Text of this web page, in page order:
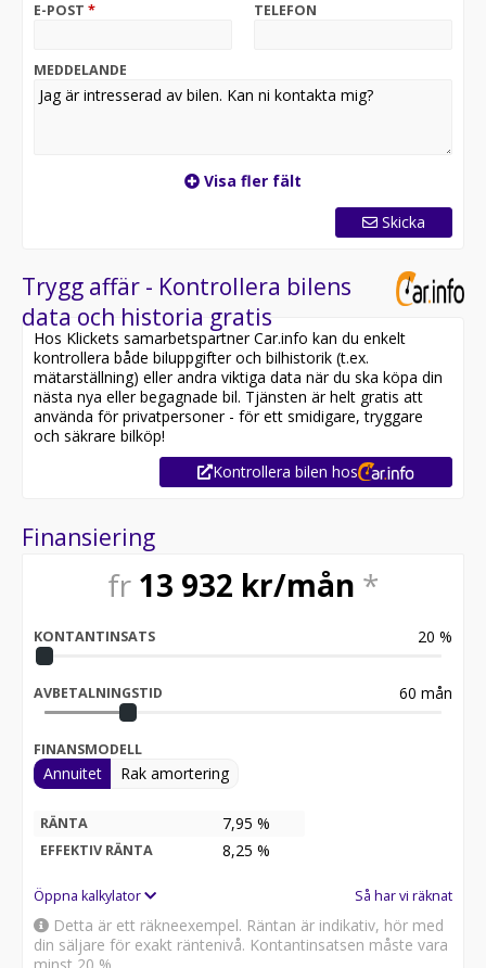
E-POST * TELEFON
MEDDELANDE
Visa fler fält
Skicka
Trygg affär - Kontrollera bilens
data och historia gratis
Hos Klickets samarbetspartner Car.info kan du enkelt
kontrollera både biluppgifter och bilhistorik (t.ex.
mätarställning) eller andra viktiga data när du ska köpa din
nästa nya eller begagnade bil. Tjänsten är helt gratis att
använda för privatpersoner - för ett smidigare, tryggare
och säkrare bilköp!
Kontrollera bilen hos
Finansiering
fr 13 932 kr/mån *
KONTANTINSATS 20 %
AVBETALNINGSTID 60 mån
FINANSMODELL
Annuitet Rak amortering
RÄNTA 7,95 %
EFFEKTIV RÄNTA 8,25 %
Öppna kalkylator Så har vi räknat
Detta är ett räkneexempel. Räntan är indikativ, hör med
din säljare för exakt räntenivå. Kontantinsatsen måste vara
minst 20 %.